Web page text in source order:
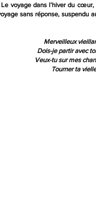
voyage dans l’hiver du cœur,
sans réponse, suspendu
Merveilleux
Dois-je partir avec
Veux-tu sur mes
Tourner ta